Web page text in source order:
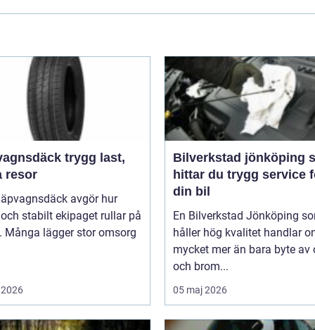
trygg last,
resor
avgör hur
stabilt ekipaget rullar på
Många lägger stor omsorg
Bilverkstad jönköping så
hittar du trygg service
din bil
En Bilverkstad Jönköping
håller hög kvalitet handlar
mycket mer än bara byte av
och brom...
05 maj 2026